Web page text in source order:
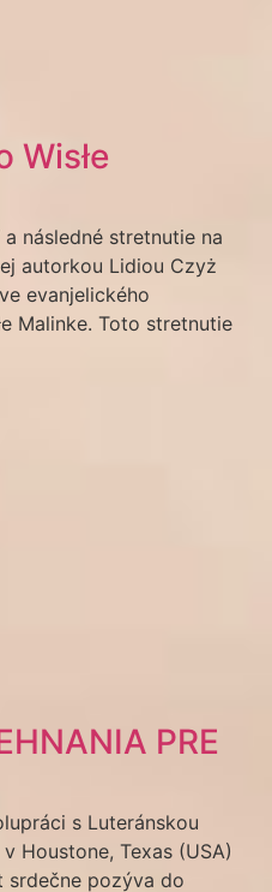
Wisłe
a následné stretnutie na
autorkou Lidiou Czyż
evanjelického
Malinke. Toto stretnutie
PRE
s Luteránskou
Houstone, Texas (USA)
pozýva do